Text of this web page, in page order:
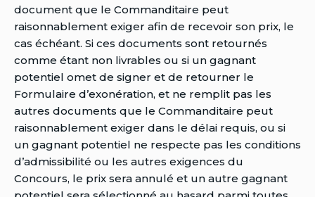
document que le Commanditaire peut
raisonnablement exiger afin de recevoir son prix, le
cas échéant. Si ces documents sont retournés
comme étant non livrables ou si un gagnant
potentiel omet de signer et de retourner le
Formulaire d’exonération, et ne remplit pas les
autres documents que le Commanditaire peut
raisonnablement exiger dans le délai requis, ou si
un gagnant potentiel ne respecte pas les conditions
d’admissibilité ou les autres exigences du
Concours, le prix sera annulé et un autre gagnant